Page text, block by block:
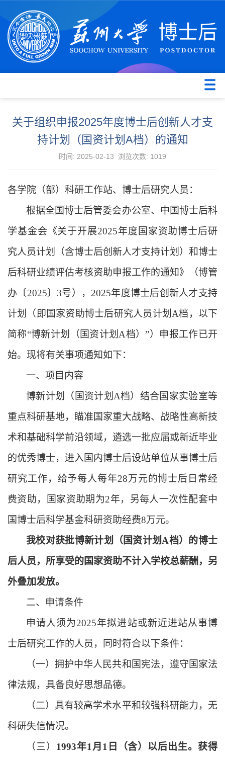
关于组织申报2025年度博士后创新人才支
持计划（国资计划A档）的通知
时间: 2025-02-13 浏览次数: 1019
各学院（部）科研工作站、博士后研究人员：
根据全国博士后管委会办公室、中国博士后科
学基金会《关于开展2025年度国家资助博士后研
究人员计划（含博士后创新人才支持计划）和博士
后科研业绩评估考核资助申报工作的通知》（博管
办〔2025〕 3号），2025年度博士后创新人才支持
计划（即国家资助博士后研究人员计划 A档，以下
简称“博新计划（国资计划A档）”）申报工作已开
始。现将有关事项通知如下：
一、项目内容
博新计划（国资计划 A档）结合国家实验室等
重点科研基地，瞄准国家重大战略、战略性高新技
术和基础科学前沿领域，遴选一批应届或新近毕业
的优秀博士，进入国内博士后设站单位从事博士后
研究工作，给予每人每年28万元的博士后日常经
费资助，国家资助期为2年，另每人一次性配套中
国博士后科学基金科研资助经费8万元。
我校对获批博新计划（国资计划 A档）的博士
后人员，所享受的国家资助不计入学校总薪酬，另
外叠加发放。
二、申请条件
申请人须为2025年拟进站或新近进站从事博
士后研究工作的人员，同时符合以下条件：
（一）拥护中华人民共和国宪法，遵守国家法
律法规，具备良好思想品德。
（二） 具有较高学术水平和较强科研能力，无
科研失信情况。
（三） 1993年1月1日（含）以后出生。获得